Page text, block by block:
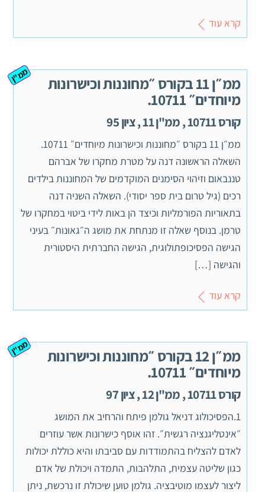
קרא עוד
ממ״ן 11 בקורס ״מחוננות וכישרונות
מיוחדים״ 10711.
קורס 10711 , ממ"ן 11 , ציון 95
ממ"ן
ממ״ן 11 בקורס ״מחוננות וכישרונות מיוחדים״ 10711.
השאלה הראשונה דנה על מטרת מחקרו של אברהם
טננבאום וזיהוי הסימנים המוקדמים של המחוננות בילדים
רכים (גיל טרום בית ספר יסודי). השאלה השניה דנה
בתאוריות הפורמליות וכיצד הן באות לידי ביטוי במחקרו של
טרמן. בנוסף שאלה זו מנתחת את מושג ה״גאונות״ בעיני
הגישה הפסיכופתולוגית, הגישה החברתית היסטורית
והגישה […]
קרא עוד
ממ״ן 12 בקורס ״מחוננות וכישרונות
מיוחדים״ 10711.
קורס 10711 , ממ"ן 12 , ציון 97
ממ"ן
1.הפסיכולוג דניאל גולמן פיתח והרחיב את המושג
״אינטליגנציה רגשית״. זהו אוסף כישרונות אשר עוזרים
לאדם להצליח בהתמודדות עם סביבתו והיא כוללת יכולות
כגון שליטה עצמית, התלהבות, התמדה ויכולת של אדם
ליצור לעצמו מוטיבציה. גולמן טוען שיכולת זו נרכשת, ניתן